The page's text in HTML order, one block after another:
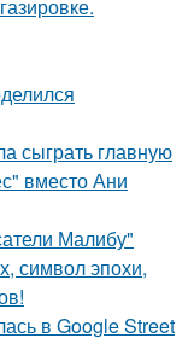
сыграть главную
вместо Ани
Малибу"
символ эпохи,
в Google Street